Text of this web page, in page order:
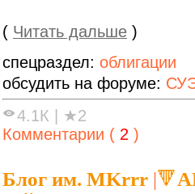
( Читать дальше )
спецраздел: облигации
обсудить на форуме:
4.1К
★2
Комментарии ( 2 )
Блог им. MKrrr |